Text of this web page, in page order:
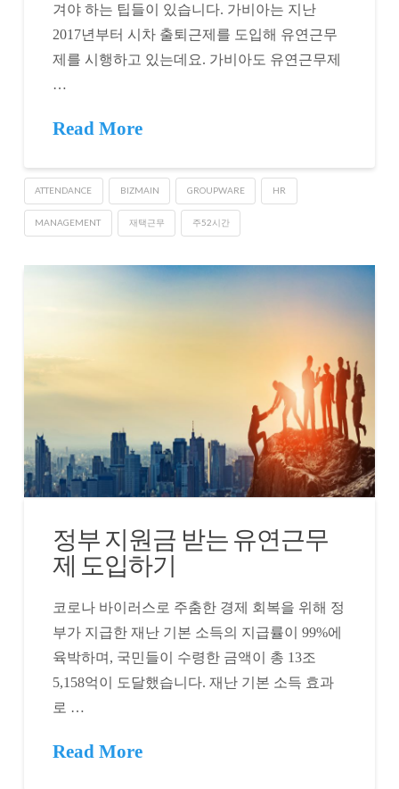
겨야 하는 팁들이 있습니다. 가비아는 지난
2017년부터 시차 출퇴근제를 도입해 유연근무
제를 시행하고 있는데요. 가비아도 유연근무제
…
Read More
ATTENDANCE BIZMAIN GROUPWARE HR
MANAGEMENT 재택근무 주52시간
정부 지원금 받는 유연근무
제 도입하기
코로나 바이러스로 주춤한 경제 회복을 위해 정
부가 지급한 재난 기본 소득의 지급률이 99%에
육박하며, 국민들이 수령한 금액이 총 13조
5,158억이 도달했습니다. 재난 기본 소득 효과
로 …
Read More